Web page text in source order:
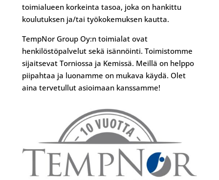
toimialueen korkeinta tasoa, joka on hankittu
koulutuksen ja/tai työkokemuksen kautta.
TempNor Group Oy:n toimialat ovat
henkilöstöpalvelut sekä isännöinti. Toimistomme
sijaitsevat Torniossa ja Kemissä. Meillä on helppo
piipahtaa ja luonamme on mukava käydä. Olet
aina tervetullut asioimaan kanssamme!